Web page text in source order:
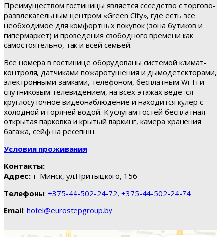
Преимуществом гостиницы является соседство с торгово-
развлекательным центром «Green City», где есть все
необходимое для комфортных покупок (зона бутиков и
гипермаркет) и проведения свободного времени как
самостоятельно, так и всей семьей.
Все номера в гостинице оборудованы системой климат-
контроля, датчиками пожаротушения и дымодетекторами,
электронными замками, телефоном, бесплатным Wi-Fi и
спутниковым телевидением, на всех этажах ведется
круглосуточное видеонаблюдение и находится кулер с
холодной и горячей водой. К услугам гостей бесплатная
открытая парковка и крытый паркинг, камера хранения
багажа, сейф на ресепшн.
Условия проживания
Контакты:
Адрес:: г. Минск, ул.Притыцкого, 156
Телефоны: +375-44-502-24-72, +375-44-502-24-74
Email: hotel@eurostepgroup.by